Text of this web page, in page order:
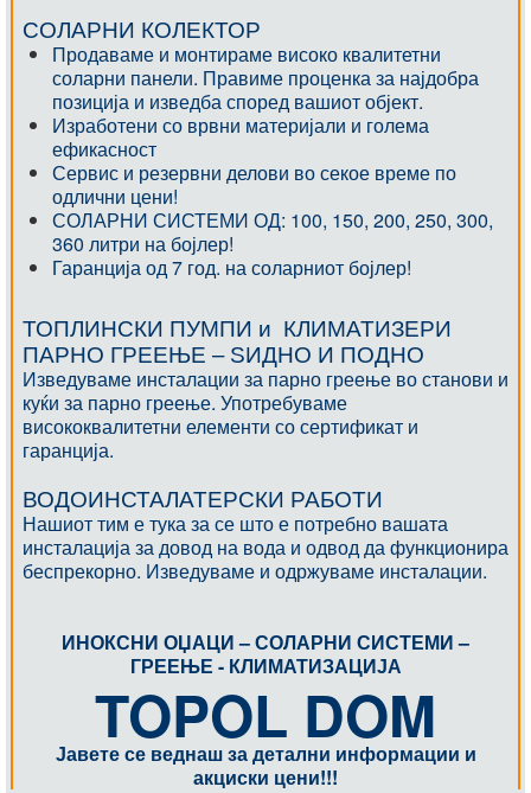
СОЛАРНИ КОЛЕКТОР
Продаваме и монтираме високо квалитетни
соларни панели. Правиме проценка за најдобра
позиција и изведба според вашиот објект.
Изработени со врвни материјали и голема
ефикасност
Сервис и резервни делови во секое време по
одлични цени!
СОЛАРНИ СИСТЕМИ ОД: 100, 150, 200, 250, 300,
360 литри на бојлер!
Гаранција од 7 год. на соларниот бојлер!
ТОПЛИНСКИ ПУМПИ и КЛИМАТИЗЕРИ
ПАРНО ГРЕЕЊЕ – ЅИДНО И ПОДНО
Изведуваме инсталации за парно греење во станови и
куќи за парно греење. Употребуваме
висококвалитетни елементи со сертификат и
гаранција.
ВОДОИНСТАЛАТЕРСКИ РАБОТИ
Нашиот тим е тука за се што е потребно вашата
инсталација за довод на вода и одвод да функционира
беспрекорно. Изведуваме и одржуваме инсталации.
ИНОКСНИ ОЏАЦИ – СОЛАРНИ СИСТЕМИ –
ГРЕЕЊЕ - КЛИМАТИЗАЦИЈА
TOPOL DOM
Јавете се веднаш за детални информации и
акциски цени!!!